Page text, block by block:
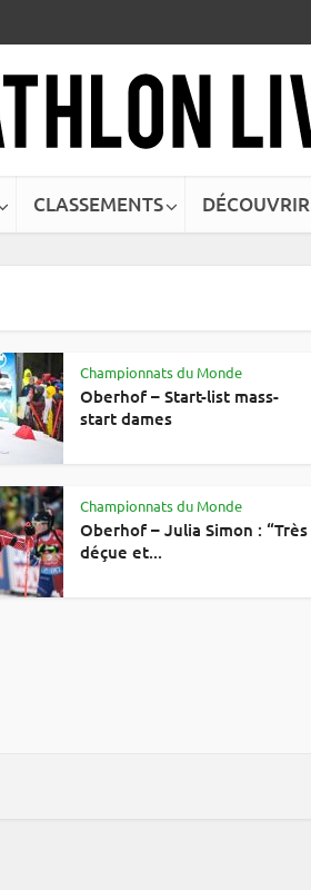
CLASSEMENTS DÉCOUVRIR
Championnats du Monde
Oberhof – Start-list mass-
start dames
Championnats du Monde
Oberhof – Julia Simon : “Très
déçue et...